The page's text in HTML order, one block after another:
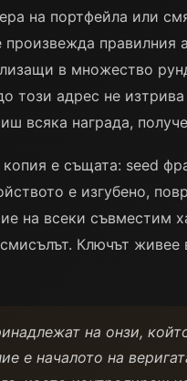
на портфейла или
правилния
в множество
този адрес не
всяка награда,
е същата: seed
е изгубено,
на всеки съвместим
Ключът живее
на онзи,
е началото на